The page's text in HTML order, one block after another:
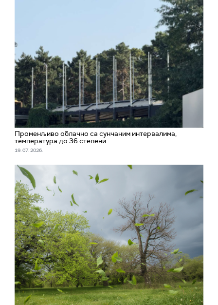
Променљиво облачно са сунчаним интервалима,
температура до 36 степени
19. 07. 2026.